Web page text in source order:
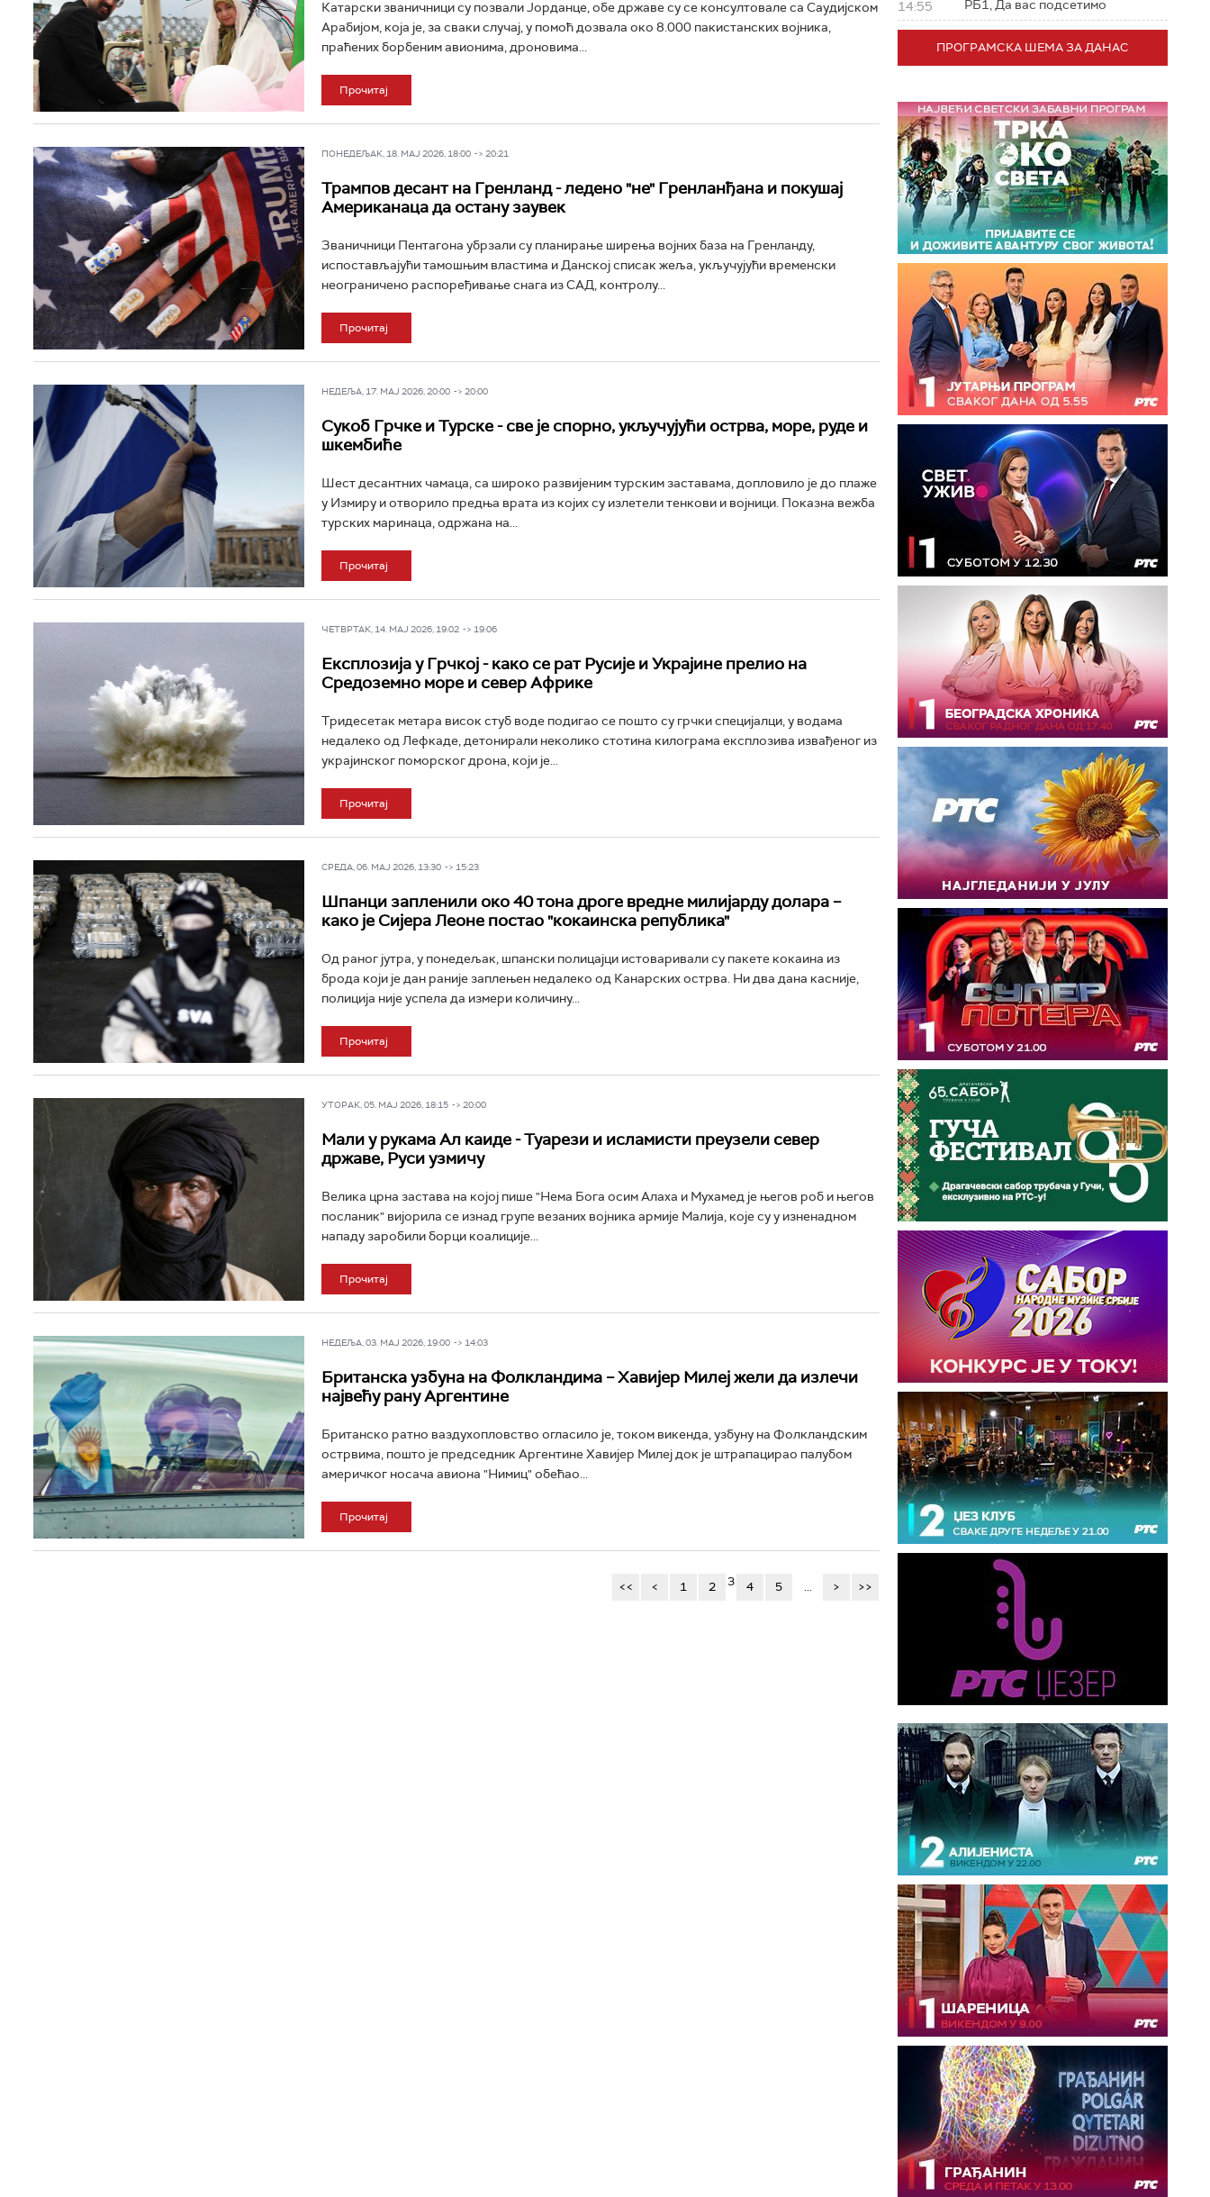
Катарски званичници су позвали Јорданце, обе државе су се консултовале са Саудијском
Арабијом, која је, за сваки случај, у помоћ дозвала око 8.000 пакистанских војника,
праћених борбеним авионима, дроновима...
Прочитај
ПОНЕДЕЉАК, 18. МАЈ 2026, 18:00 -> 20:21
Трампов десант на Гренланд - ледено "не" Гренланђана и покушај
Американаца да остану заувек
Званичници Пентагона убрзали су планирање ширења војних база на Гренланду,
испостављајући тамошњим властима и Данској списак жеља, укључујући временски
неограничено распоређивање снага из САД, контролу...
Прочитај
НЕДЕЉА, 17. МАЈ 2026, 20:00 -> 20:00
Сукоб Грчке и Турске - све је спорно, укључујући острва, море, руде и
шкембиће
Шест десантних чамаца, са широко развијеним турским заставама, допловило је до плаже
у Измиру и отворило предња врата из којих су излетели тенкови и војници. Показна вежба
турских маринаца, одржана на...
Прочитај
ЧЕТВРТАК, 14. МАЈ 2026, 19:02 -> 19:06
Експлозија у Грчкој - како се рат Русије и Украјине прелио на
Средоземно море и север Африке
Тридесетак метара висок стуб воде подигао се пошто су грчки специјалци, у водама
недалеко од Лефкаде, детонирали неколико стотина килограма експлозива извађеног из
украјинског поморског дрона, који је...
Прочитај
СРЕДА, 06. МАЈ 2026, 13:30 -> 15:23
Шпанци запленили око 40 тона дроге вредне милијарду долара –
како је Сијера Леоне постао "кокаинска република"
Од раног јутра, у понедељак, шпански полицајци истоваривали су пакете кокаина из
брода који је дан раније заплењен недалеко од Канарских острва. Ни два дана касније,
полиција није успела да измери количину...
Прочитај
УТОРАК, 05. МАЈ 2026, 18:15 -> 20:00
Мали у рукама Ал каиде - Туарези и исламисти преузели север
државе, Руси узмичу
Велика црна застава на којој пише "Нема Бога осим Алаха и Мухамед је његов роб и његов
посланик" вијорила се изнад групе везаних војника армије Малија, које су у изненадном
нападу заробили борци коалиције...
Прочитај
НЕДЕЉА, 03. МАЈ 2026, 19:00 -> 14:03
Британска узбуна на Фолкландима – Хавијер Милеј жели да излечи
највећу рану Аргентине
Британско ратно ваздухопловство огласило је, током викенда, узбуну на Фолкландским
острвима, пошто је председник Аргентине Хавијер Милеј док је штрапацирао палубом
америчког носача авиона "Нимиц" обећао...
Прочитај
<< < 1 2 3 4 5 ... > >>
14:55 РБ1, Да вас подсетимо
ПРОГРАМСКА ШЕМА ЗА ДАНАС